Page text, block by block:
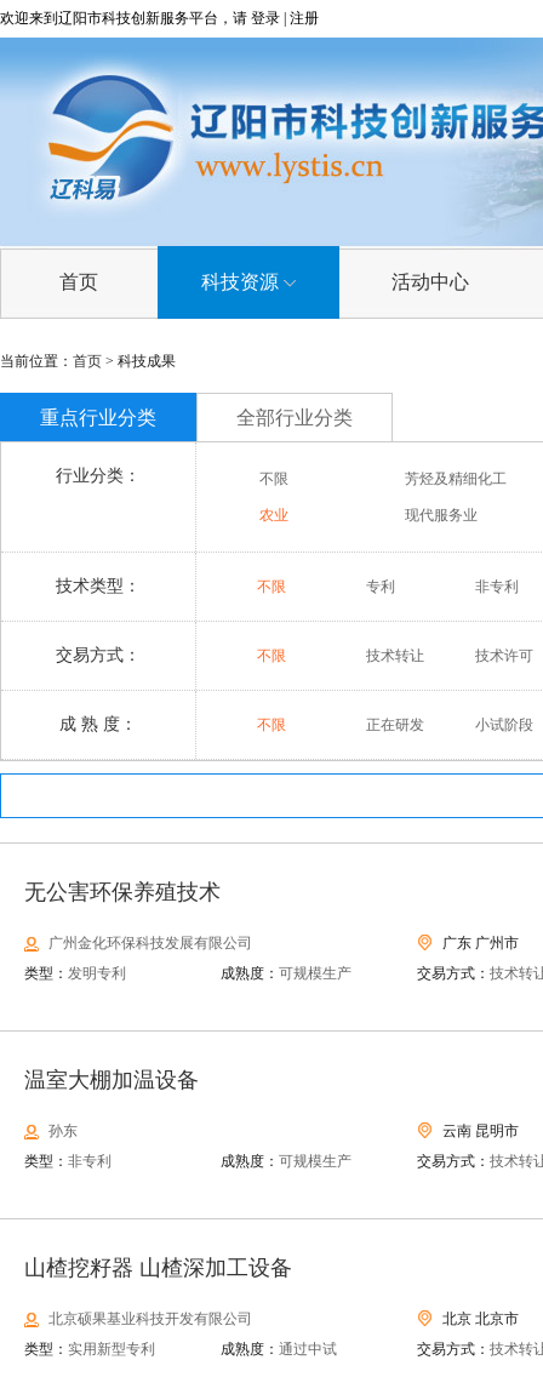
欢迎来到辽阳市科技创新服务平台，请 登录 注册
首页 科技资源 活动中心
技术需求
技术专家
科研院所
当前位置： 首页 > 科技成果
重点行业分类 全部行业分类
行业分类： 不限 芳烃及精细化工
农业 现代服务业
技术类型： 不限 专利 非专利
交易方式： 不限 技术转让 技术许可
成 熟 度： 不限 正在研发 小试阶段
无公害环保养殖技术
广州金化环保科技发展有限公司
广东 广州市
类型： 发明专利 成熟度： 可规模生产 交易方式： 技术转
温室大棚加温设备
孙东
云南 昆明市
类型： 非专利 成熟度： 可规模生产 交易方式： 技术转
山楂挖籽器 山楂深加工设备
北京硕果基业科技开发有限公司
北京 北京市
类型： 实用新型专利 成熟度： 通过中试 交易方式： 技术转